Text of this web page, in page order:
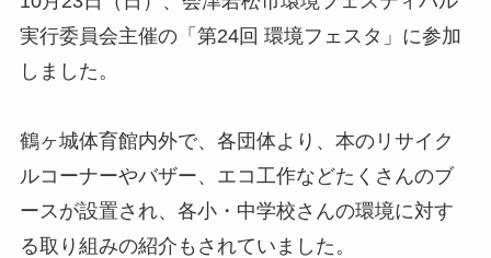
実行委員会主催の「第24回 環境フェスタ」に参加
しました。
鶴ヶ城体育館内外で、各団体より、本のリサイク
ルコーナーやバザー、エコ工作などたくさんのブ
ースが設置され、各小・中学校さんの環境に対す
る取り組みの紹介もされていました。